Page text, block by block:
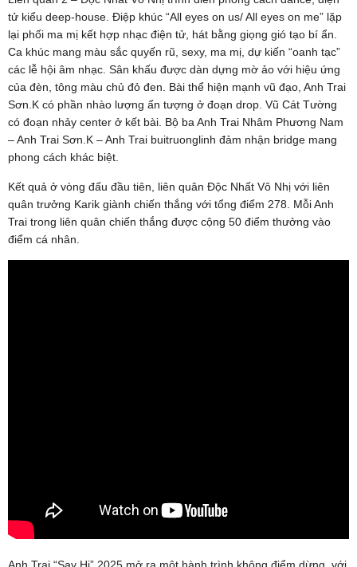
tử kiểu deep-house. Điệp khúc “All eyes on us/ All eyes on me” lặp
lại phối ma mị kết hợp nhạc điện tử, hát bằng giọng gió tạo bí ẩn.
Ca khúc mang màu sắc quyến rũ, sexy, ma mị, dự kiến “oanh tạc”
các lễ hội âm nhạc. Sân khấu được dàn dựng mờ ảo với hiệu ứng
của đèn, tông màu chủ đỏ đen. Bài thể hiện mạnh vũ đạo, Anh Trai
Sơn.K có phần nhào lượng ấn tượng ở đoạn drop. Vũ Cát Tường
có đoạn nhảy center ở kết bài. Bộ ba Anh Trai Nhâm Phương Nam
– Anh Trai Sơn.K – Anh Trai buitruonglinh đảm nhận bridge mang
phong cách khác biệt.
Kết quả ở vòng đấu đầu tiên, liên quân Độc Nhất Vô Nhị với liên
quân trưởng Karik giành chiến thắng với tổng điểm 278. Mỗi Anh
Trai trong liên quân chiến thắng được cộng 50 điểm thưởng vào
điểm cá nhân.